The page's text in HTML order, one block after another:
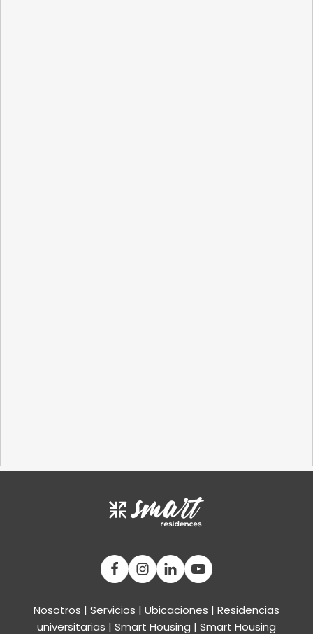
Nosotros | Servicios | Ubicaciones | Residencias
universitarias | Smart Housing | Smart Housing